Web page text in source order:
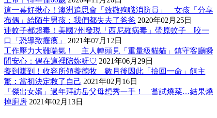
這一幕好揪心！澳洲追思會「致敬殉職消防員」 女孩「分享
布偶」給陌生男孩：我們都失去了爸爸 2020年02月25日
連蚊子都超毒！美國7州發現「西尼羅病毒」帶原蚊子 咬一
口「恐導致癱瘓」
2021年07月12日
工作壓力大難喘氣！ 主人轉頭見「重量級貓貓」鎮守客廳瞬
間安心：偶在這裡陪妳呀♡ 2021年06月29日
養到賺到！收容所領養德牧 數月後因此「撿回一命」飼主
驚：當初決定救了自己 2021年02月16日
「傑出女婿」過年拜訪岳父母想秀一手！ 嘗試燒菜…結果燒
掉廚房 2021年02月13日